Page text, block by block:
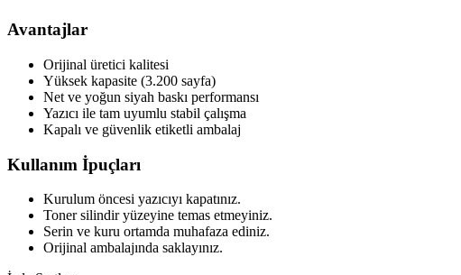
Avantajlar
Orijinal üretici kalitesi
Yüksek kapasite (3.200 sayfa)
Net ve yoğun siyah baskı performansı
Yazıcı ile tam uyumlu stabil çalışma
Kapalı ve güvenlik etiketli ambalaj
Kullanım İpuçları
Kurulum öncesi yazıcıyı kapatınız.
Toner silindir yüzeyine temas etmeyiniz.
Serin ve kuru ortamda muhafaza ediniz.
Orijinal ambalajında saklayınız.